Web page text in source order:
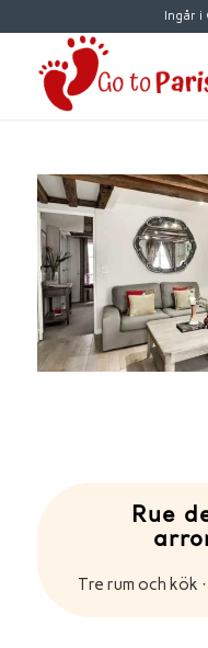
Ingår i
Rue
Tre rum och kök